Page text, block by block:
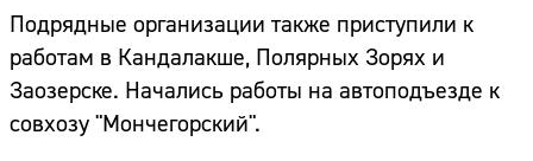
Подрядные организации также приступили к
работам в Кандалакше, Полярных Зорях и
Заозерске. Начались работы на автоподъезде к
совхозу "Мончегорский".